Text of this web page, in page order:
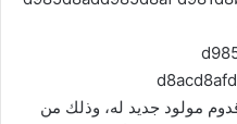
مولود جديد له، وذلك من